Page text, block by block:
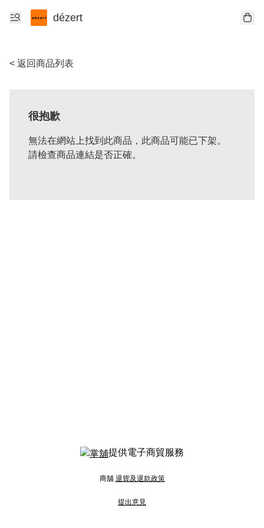
dézert
< 返回商品列表
很抱歉
無法在網站上找到此商品，此商品可能已下架。
請檢查商品連結是否正確。
提供電子商貿服務
商舖 退貨及退款政策
提出意見